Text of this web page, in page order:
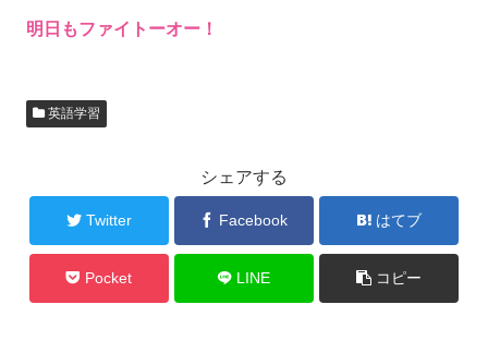
明日もファイトーオー！
英語学習
シェアする
Twitter Facebook はてブ
Pocket LINE コピー